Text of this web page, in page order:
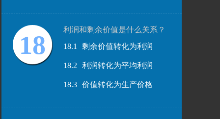
18
利润和剩余价值是什么关系？
18.1
剩余价值转化为利润
18.2 利润转化为平均利润
18.3 价值转化为生产价格